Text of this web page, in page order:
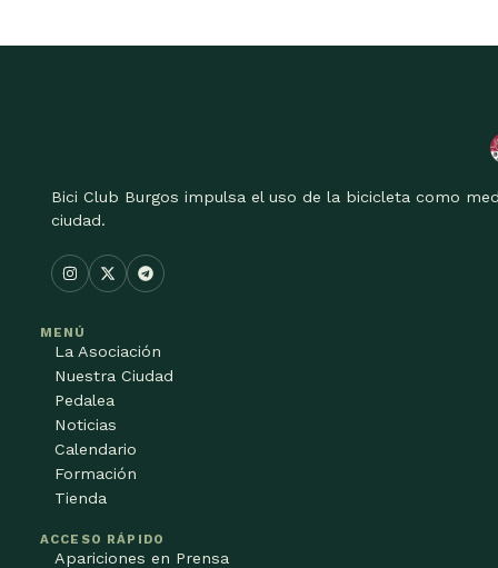
Bici Club Burgos impulsa el uso de la bicicleta como
ciudad.
MENÚ
La Asociación
Nuestra Ciudad
Pedalea
Noticias
Calendario
Formación
Tienda
ACCESO RÁPIDO
Apariciones en Prensa